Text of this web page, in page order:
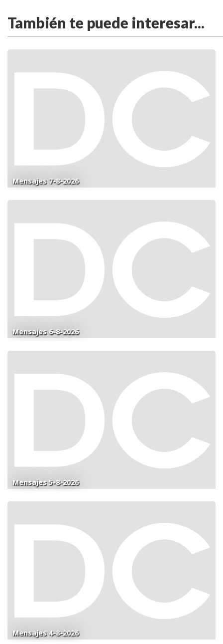
También te puede interesar...
Mensajes 7-8-2026
Mensajes 6-8-2026
Mensajes 5-8-2026
Mensajes 4-8-2026